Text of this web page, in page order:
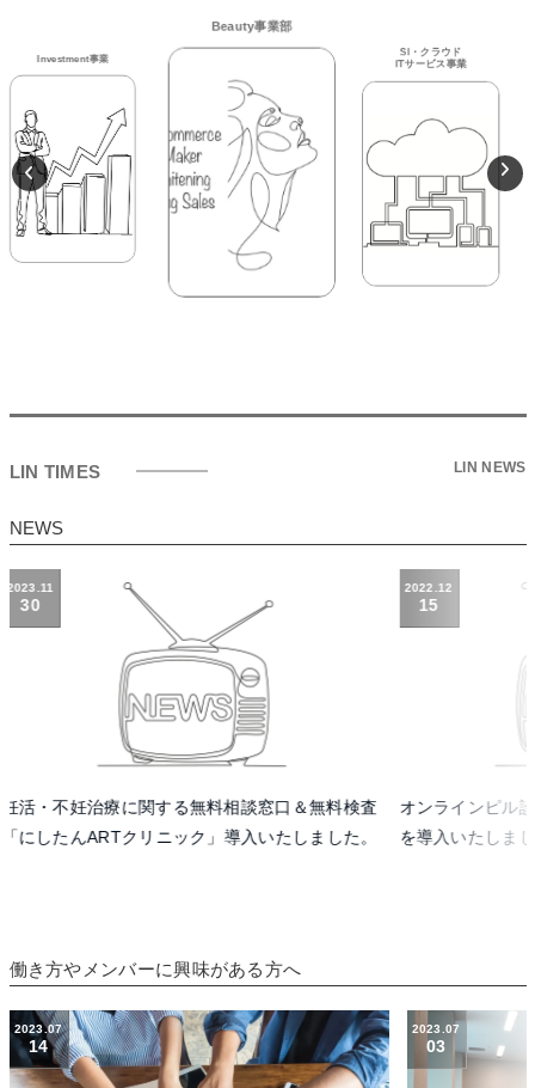
Beauty事業部
SI・クラウド
ITサービス事業
Investment事業
LIN TIMES LIN NEWS
NEWS
オンラインピル診療サービス「mederi for biz」
を導入いたしました。
2022.12
15
ブライダルメニ
2022.12
05
働き方やメンバーに興味がある方へ
2023.07
03
2023.04
06